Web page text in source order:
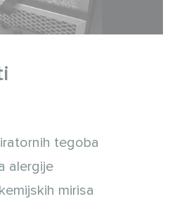
tegoba
alergije
mirisa